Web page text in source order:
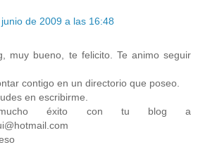
de 2009 a las 16:48
muy bueno, te felicito. Te animo seguir
contigo en un directorio que poseo.
en escribirme.
éxito con tu blog a